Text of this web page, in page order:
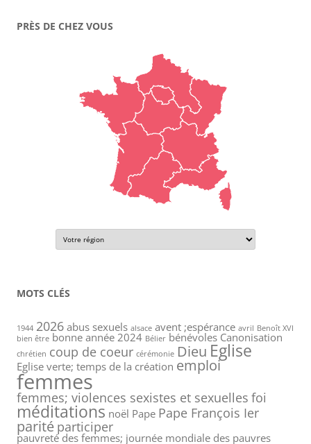
PRÈS DE CHEZ VOUS
MOTS CLÉS
1944 2026 abus sexuels alsace avent ;espérance avril Benoît XVI
bien être bonne année 2024 Bélier bénévoles Canonisation
chrétien coup de coeur cérémonie Dieu Eglise
Eglise verte; temps de la création emploi
femmes
femmes; violences sexistes et sexuelles foi
méditations noël Pape Pape François Ier
parité participer
pauvreté des femmes; journée mondiale des pauvres